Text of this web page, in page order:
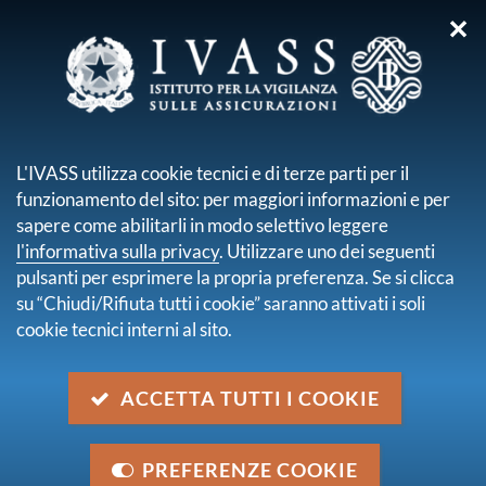
sei qui: Home Chi siamo Impegno ambientale
IMPEGNO
AMBIENTALE
La salvaguardia dell’ambiente è un fattore
✕
L'IVASS utilizza cookie tecnici e di terze parti per il
funzionamento del sito: per maggiori informazioni e per
sapere come abilitarli in modo selettivo leggere
l'informativa sulla privacy. Utilizzare uno dei seguenti
pulsanti per esprimere la propria preferenza. Se si clicca
su “Chiudi/Rifiuta tutti i cookie” saranno attivati i soli
cookie tecnici interni al sito.
ACCETTA TUTTI I COOKIE
PREFERENZE COOKIE